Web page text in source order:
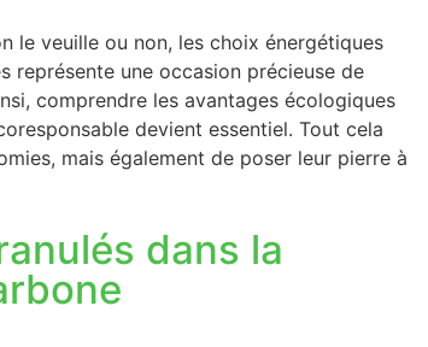
le veuille ou non, les choix énergétiques
représente une occasion précieuse de
comprendre les avantages écologiques
devient essentiel. Tout cela
mais également de poser leur pierre à
dans la